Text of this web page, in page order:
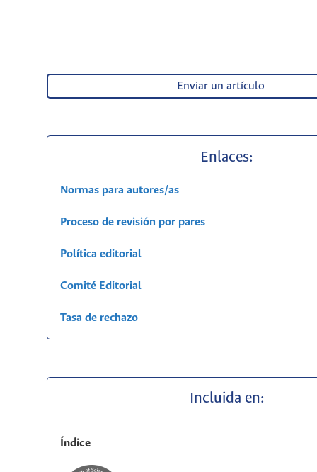
Enviar un artículo
Enlaces:
Normas para autores/as
Proceso de revisión por pares
Política editorial
Comité Editorial
Tasa de rechazo
Incluida en:
Índice